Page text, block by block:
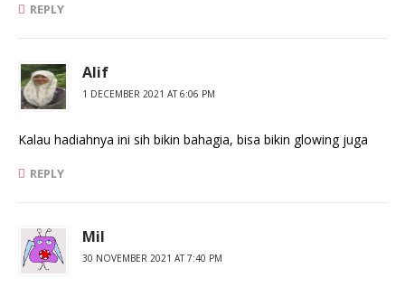
REPLY
Alif
1 DECEMBER 2021 AT 6:06 PM
Kalau hadiahnya ini sih bikin bahagia, bisa bikin glowing juga
REPLY
Mil
30 NOVEMBER 2021 AT 7:40 PM